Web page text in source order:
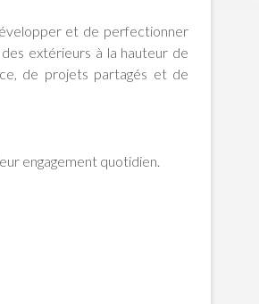
et de perfectionner
extérieurs à la hauteur de
de projets partagés et de
engagement quotidien.